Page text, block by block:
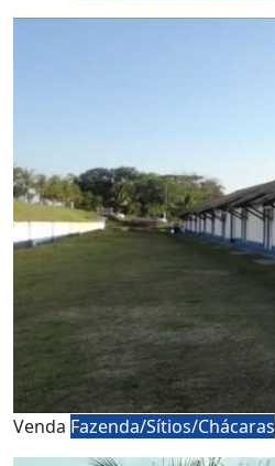
Venda Fazenda/Sítios/Chácaras